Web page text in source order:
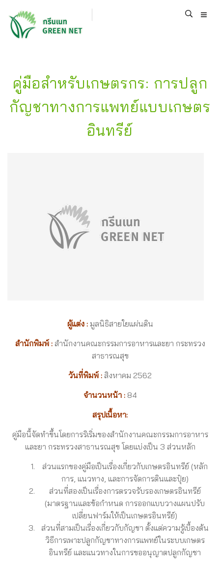
คู่มือสำหรับเกษตรกร: การปลูก
กัญชาทางการแพทย์แบบเกษตร
อินทรีย์
ผู้แต่ง :มูลนิธิสายใยแผ่นดิน
สำนักพิมพ์ :สำนักงานคณะกรรมการอาหารและยา กระทรวง
สาธารณสุข
วันที่พิมพ์ : สิงหาคม 2562
จำนวนหน้า :84
สรุปเนื้อหา:
คู่มือนี้จัดทำขึ้นโดยการริเริ่มของสำนักงานคณะกรรมการอาหาร
และยา กระทรวงสาธานรณสุข โดยแบ่งเป็น 3 ส่วนหลัก
ส่วนแรกของคู่มือเป็นเรื่องเกี่ยวกับเกษตรอินทรีย์ (หลัก
การ, แนวทาง, และการจัดการดินและปุ๋ย)
ส่วนที่สองเป็นเรื่องการตรวจรับรองเกษตรอินทรีย์
(มาตรฐานและข้อกำหนด การออกแบบวางแผนปรับ
เปลี่ยนฟาร์มให้เป็นเกษตรอินทรีย์)
ส่วนที่สามเป็นเรื่องเกี่ยวกับกัญชา ตั้งแต่ความรู้เบื้องต้น
วิธีการเพาะปลูกกัญชาทางการแพทย์ในระบบเกษตร
อินทรีย์ และแนวทางในการขออนุญาตปลูกกัญชา